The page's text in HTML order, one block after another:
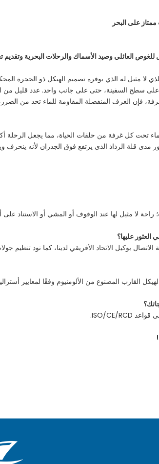
العائلي وصيد الأسماك والرحلات البحرية وتقديم
لا مثيل له الذي يوفره تصميم الهيكل ذو الحجرة
سطح السفينة، حتى على جانب واحد. عدد قليل من
تحت كل غرفة من حلقات الحياة، مما يجعل الرحلة
قلة الرذاذ الذي يرتفع فوق الجدران لأنه ينحرف
راحة لا مثيل لها عند الوقوف أو المشي أو الاستناد
عليها؟
بوكيل الاتحاد الأفريقي لدينا، كما نود تنظيم
القارب المصنوع من الألومنيوم وفقًا لمعايير